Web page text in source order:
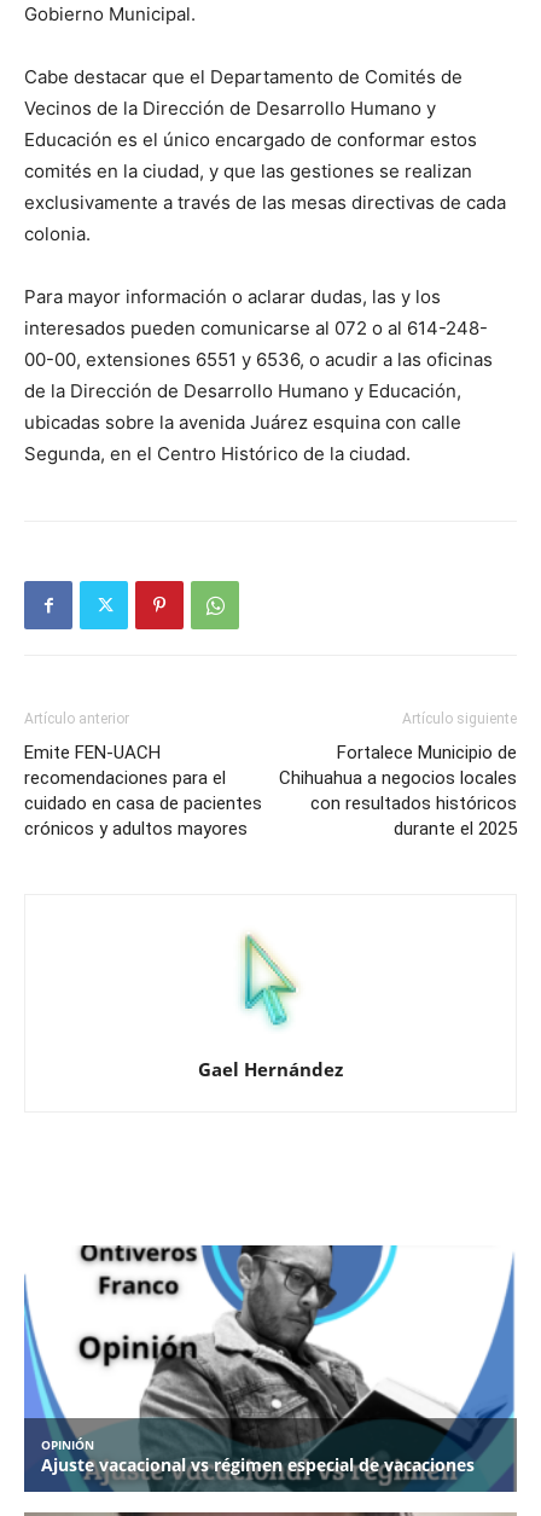
Gobierno Municipal.
Cabe destacar que el Departamento de Comités de
Vecinos de la Dirección de Desarrollo Humano y
Educación es el único encargado de conformar estos
comités en la ciudad, y que las gestiones se realizan
exclusivamente a través de las mesas directivas de cada
colonia.
Para mayor información o aclarar dudas, las y los
interesados pueden comunicarse al 072 o al 614-248-
00-00, extensiones 6551 y 6536, o acudir a las oficinas
de la Dirección de Desarrollo Humano y Educación,
ubicadas sobre la avenida Juárez esquina con calle
Segunda, en el Centro Histórico de la ciudad.
Artículo anterior
Emite FEN-UACH
recomendaciones para el
cuidado en casa de pacientes
crónicos y adultos mayores
Artículo siguiente
Fortalece Municipio de
Chihuahua a negocios locales
con resultados históricos
durante el 2025
Gael Hernández